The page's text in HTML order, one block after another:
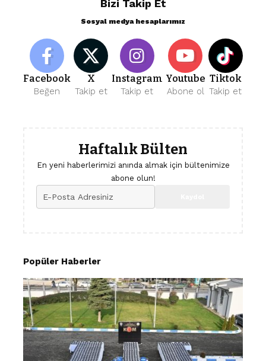
Bizi Takip Et
Sosyal medya hesaplarımız
Facebook
Beğen
X
Takip et
Instagram
Takip et
Youtube
Abone ol
Tiktok
Takip et
Haftalık Bülten
En yeni haberlerimizi anında almak için bültenimize
abone olun!
Popüler Haberler